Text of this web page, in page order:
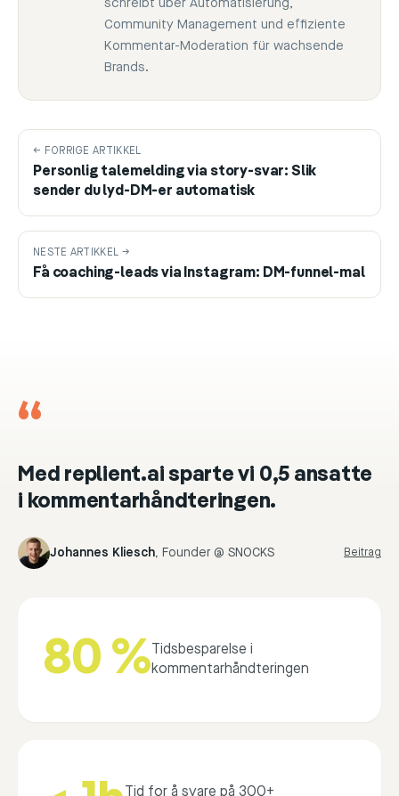
schreibt über Automatisierung,
Community Management und effiziente
Kommentar-Moderation für wachsende
Brands.
← FORRIGE ARTIKKEL
Personlig talemelding via story-svar: Slik
sender du lyd-DM-er automatisk
NESTE ARTIKKEL →
Få coaching-leads via Instagram: DM-funnel-mal
“
Med replient.ai sparte vi 0,5 ansatte
i kommentarhåndteringen.
Johannes Kliesch, Founder @ SNOCKS Beitrag
80 %Tidsbesparelse i
kommentarhåndteringen
Tid for å svare på 300+